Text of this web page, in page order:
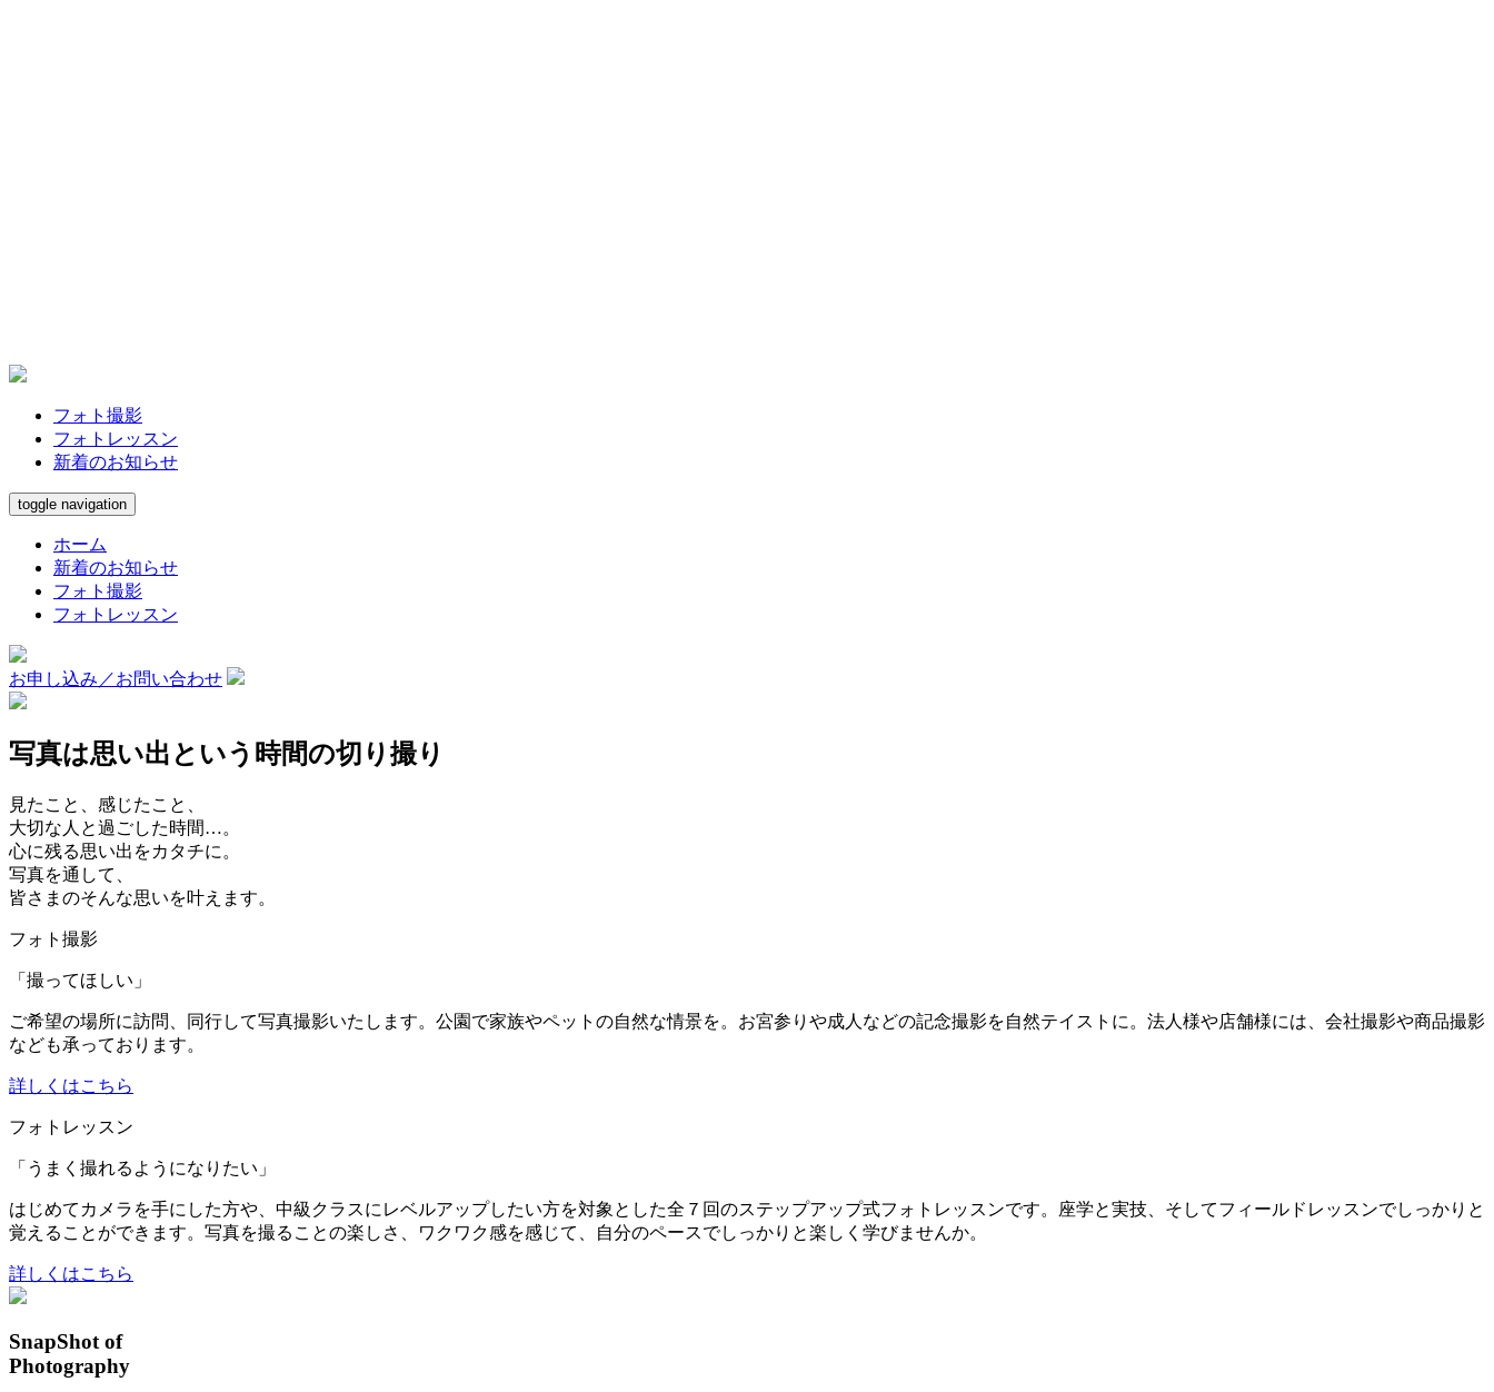
フォト撮影
フォトレッスン
新着のお知らせ
toggle navigation
ホーム
新着のお知らせ
フォト撮影
フォトレッスン
お申し込み／お問い合わせ
写真は思い出という時間の切り撮り
見たこと、感じたこと、
大切な人と過ごした時間…。
心に残る思い出をカタチに。
写真を通して、
皆さまのそんな思いを叶えます。
フォト撮影
「撮ってほしい」
ご希望の場所に訪問、同行して写真撮影いたします。公園で家族やペットの自然な情景を。お宮参りや成人などの記念撮影を自然テイストに。法人様や店舗様には、会社撮影や商品撮影
なども承っております。
詳しくはこちら
フォトレッスン
「うまく撮れるようになりたい」
はじめてカメラを手にした方や、中級クラスにレベルアップしたい方を対象とした全７回のステップアップ式フォトレッスンです。座学と実技、そしてフィールドレッスンでしっかりと
覚えることができます。写真を撮ることの楽しさ、ワクワク感を感じて、自分のペースでしっかりと楽しく学びませんか。
詳しくはこちら
SnapShot of
Photography